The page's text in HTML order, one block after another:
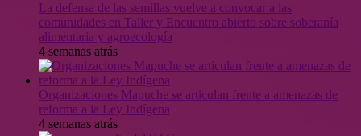
La defensa de las semillas vuelve a convocar a las
comunidades en Taller y Encuentro abierto sobre soberanía
alimentaria y agroecología
4 semanas atrás
Organizaciones Mapuche se articulan frente a amenazas de
reforma a la Ley Indígena
4 semanas atrás